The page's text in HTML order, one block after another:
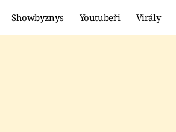
Showbyznys Youtubeři Virály